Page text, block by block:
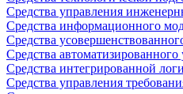
Средства управления
Средства информационного
Средства
Средства
Средства интегрированной
Средства управления